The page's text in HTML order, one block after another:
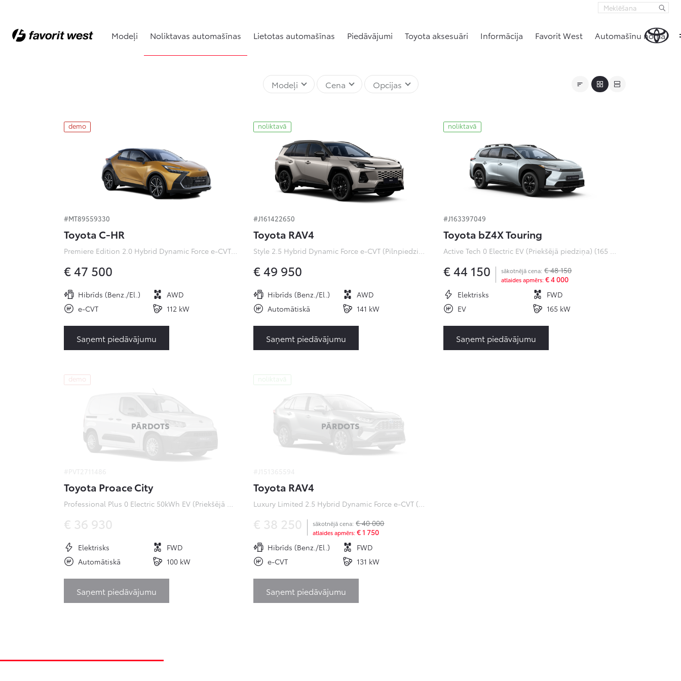
Modeļi Noliktavas automašīnas Lietotas automašīnas Piedāvājumi Toyota aksesuāri Informācija Favorit West Automašīnu noma
Modeļi Cena Opcijas
demo
#MT89559330
Toyota C-HR
Premiere Edition 2.0 Hybrid Dynamic Force e-CVT (Pilnpiedziņa) (112 kW)
€ 47 500
Hibrīds (Benz./El.)
AWD
e-CVT
112 kW
Saņemt piedāvājumu
noliktavā
#J161422650
Toyota RAV4
Style 2.5 Hybrid Dynamic Force e-CVT (Pilnpiedziņa) ( kW)
€ 49 950
Hibrīds (Benz./El.)
AWD
Automātiskā
141 kW
Saņemt piedāvājumu
noliktavā
#J163397049
Toyota bZ4X Touring
Active Tech 0 Electric EV (Priekšējā piedziņa) (165 kW)
€ 44 150 sākotnējā cena: € 48 150
atlaides apmērs: € 4 000
Elektrisks
FWD
EV
165 kW
Saņemt piedāvājumu
demo
PĀRDOTS
Toyota Proace City
Professional Plus 0 Electric 50kWh EV (Priekšējā piedziņa) (100 kW)
€ 36 930
Elektrisks
FWD
Automātiskā
100 kW
Saņemt piedāvājumu
noliktavā
PĀRDOTS
Toyota RAV4
Luxury Limited 2.5 Hybrid Dynamic Force e-CVT (Priekšējā piedziņa) (131 kW)
€ 38 250 sākotnējā cena: € 40 000
atlaides apmērs: € 1 750
Hibrīds (Benz./El.)
FWD
e-CVT
131 kW
Saņemt piedāvājumu